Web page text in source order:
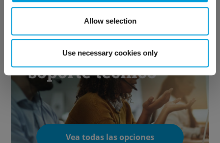
Allow selection
Use necessary cookies only
Conozca nuestro
soporte técnico
Vea todas las opciones